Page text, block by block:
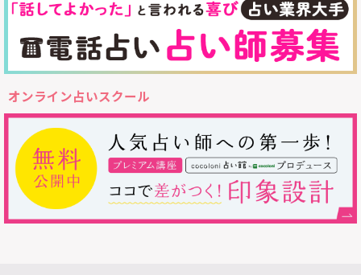
オンライン占いスクール